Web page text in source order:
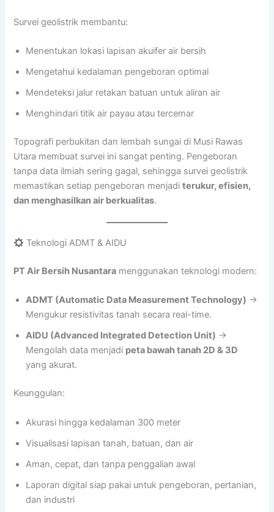
Survei geolistrik membantu:
Menentukan lokasi lapisan akuifer air bersih
Mengetahui kedalaman pengeboran optimal
Mendeteksi jalur retakan batuan untuk aliran air
Menghindari titik air payau atau tercemar
Topografi perbukitan dan lembah sungai di Musi Rawas
Utara membuat survei ini sangat penting. Pengeboran
tanpa data ilmiah sering gagal, sehingga survei geolistrik
memastikan setiap pengeboran menjaditerukur, efisien,
dan menghasilkan air berkualitas.
Teknologi ADMT & AIDU
PT Air Bersih Nusantara menggunakan teknologi modern:
ADMT (Automatic Data Measurement Technology) →
Mengukur resistivitas tanah secara real-time.
AIDU (Advanced Integrated Detection Unit) →
Mengolah data menjadi peta bawah tanah 2D & 3D
yang akurat.
Keunggulan:
Akurasi hingga kedalaman 300 meter
Visualisasi lapisan tanah, batuan, dan air
Aman, cepat, dan tanpa penggalian awal
Laporan digital siap pakai untuk pengeboran, pertanian,
dan industri